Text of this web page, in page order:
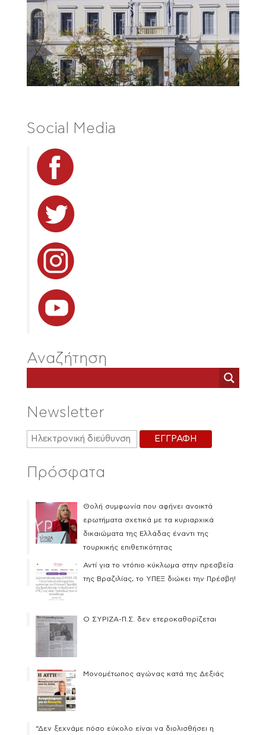
Social Media
Αναζήτηση
Newsletter
Πρόσφατα
Θολή συμφωνία που αφήνει ανοικτά
ερωτήματα σχετικά με τα κυριαρχικά
δικαιώματα της Ελλάδας έναντι της
τουρκικής επιθετικότητας
Αντί για το ντόπιο κύκλωμα στην πρεσβεία
της Βραζιλίας, το ΥΠΕΞ διώκει την Πρέσβη!
Ο ΣΥΡΙΖΑ-Π.Σ. δεν ετεροκαθορίζεται
Μονομέτωπος αγώνας κατά της Δεξιάς
“Δεν ξεχνάμε πόσο εύκολο είναι να διολισθήσει η